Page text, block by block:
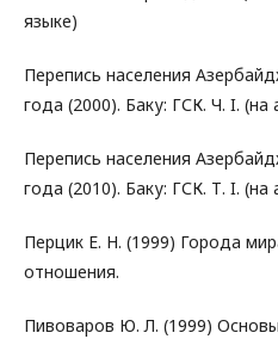
языке)
Перепись населения
года (2000). Баку: ГСК. Ч. I. (на
Перепись населения
года (2010). Баку: ГСК. Т. I. (на
Перцик Е. Н. (1999) Города
отношения.
Пивоваров Ю. Л. (1999)